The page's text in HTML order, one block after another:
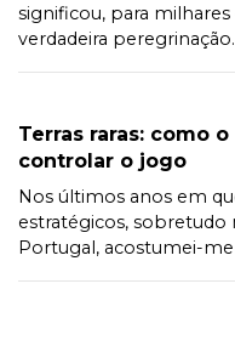
significou, para
verdadeira
Terras raras: como
controlar o jogo
Nos últimos anos em
estratégicos, sobretudo
Portugal, acostumei-me